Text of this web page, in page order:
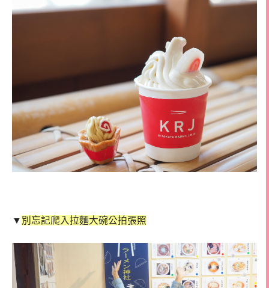
▼ 別忘記爬入拉麵大碗公拍張照